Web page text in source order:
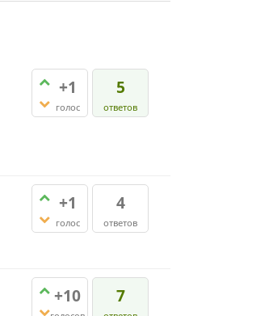
+1
голос
5
ответов
+1
голос
4
ответов
+10 7